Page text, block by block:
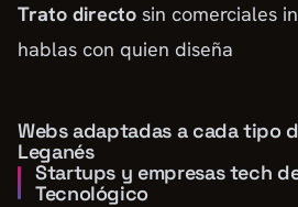
Trato directo sin comerciales
hablas con quien diseña
Webs adaptadas a cada tipo
Leganés
Startups y empresas tech
Tecnológico